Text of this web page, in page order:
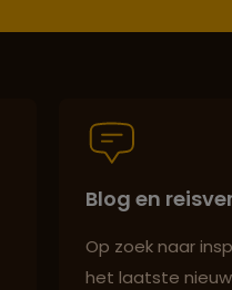
Blog en
Op zoek naar
het laatste